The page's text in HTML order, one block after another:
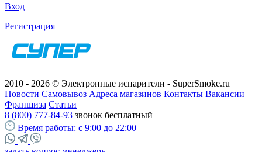
Вход
Регистрация
2010 - 2026 © Электронные испарители - SuperSmoke.ru
Новости Самовывоз Адреса магазинов Контакты Вакансии
Франшиза Статьи
8 (800) 777-84-93 звонок бесплатный
Время работы: с 9:00 до 22:00